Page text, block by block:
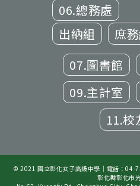
06.總務處
出納組
庶
07.圖書館
09.主計室
11.校
© 2021 國立彰化女子高級中學｜電話：
彰化縣彰化市